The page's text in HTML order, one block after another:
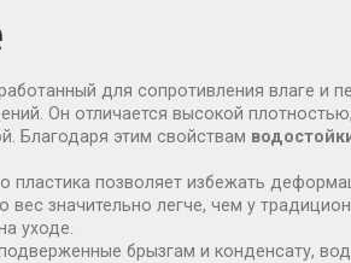
для сопротивления влаге и
Он отличается высокой
Благодаря этим свойствам
пластика позволяет избежать
значительно легче, чем у
уходе.
брызгам и конденсату,